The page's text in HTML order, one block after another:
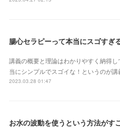
講義の概要と理論はわかりやすく納得
当にシンプルでスゴイな！というのが
2023.03.28 01:47